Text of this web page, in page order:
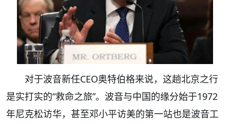
对于波音新任CEO奥特伯格来说，这趟北京之行
是实打实的“救命之旅”。波音与中国的缘分始于1972
年尼克松访华，甚至邓小平访美的第一站也是波音工